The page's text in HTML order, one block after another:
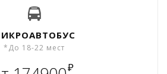
*До 18-22 мест
₽